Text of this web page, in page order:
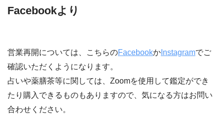
Facebookより
営業再開については、こちらのFacebookか Instagramでご
確認いただくようになります。
占いや薬膳茶等に関しては、Zoomを使用して鑑定ができ
たり購入できるものもありますので、気になる方はお問い
合わせください。